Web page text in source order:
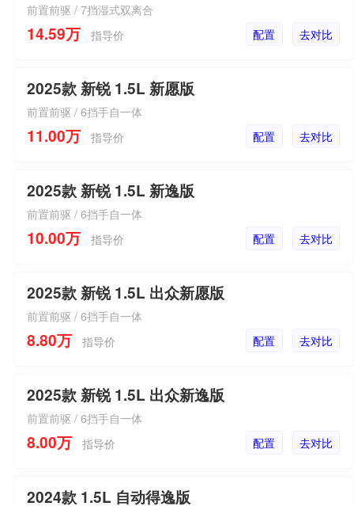
前置前驱 / 7挡湿式双离合
14.59万 指导价 去对比
配置
2025款 新锐 1.5L 新愿版
前置前驱 / 6挡手自一体
11.00万 指导价 去对比
配置
2025款 新锐 1.5L 新逸版
前置前驱 / 6挡手自一体
10.00万 指导价 去对比
配置
2025款 新锐 1.5L 出众新愿版
前置前驱 / 6挡手自一体
8.80万 指导价 去对比
配置
2025款 新锐 1.5L 出众新逸版
前置前驱 / 6挡手自一体
8.00万 指导价 去对比
配置
2024款 1.5L 自动得逸版